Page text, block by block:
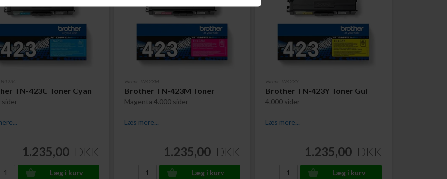
TN-423C Toner Cyan
sider
1.235,00 DKK
Varenr. TN423M
Brother TN-423M Toner
Magenta 4.000 sider
Læs mere...
1.235,00 DKK
Varenr. TN423Y
Brother TN-423Y Toner Gul
4.000 sider
Læs mere...
1.235,00 DKK